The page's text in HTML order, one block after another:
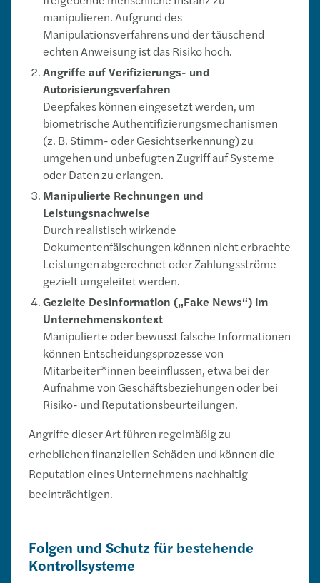
manipulieren. Aufgrund des
Manipulationsverfahrens und der täuschend
echten Anweisung ist das Risiko hoch.
Angriffe auf Verifizierungs- und
Autorisierungsverfahren
Deepfakes können eingesetzt werden, um
biometrische Authentifizierungsmechanismen
(z. B. Stimm- oder Gesichtserkennung) zu
umgehen und unbefugten Zugriff auf Systeme
oder Daten zu erlangen.
Manipulierte Rechnungen und
Leistungsnachweise
Durch realistisch wirkende
Dokumentenfälschungen können nicht erbrachte
Leistungen abgerechnet oder Zahlungsströme
gezielt umgeleitet werden.
Gezielte Desinformation („Fake News“) im
Unternehmenskontext
Manipulierte oder bewusst falsche Informationen
können Entscheidungsprozesse von
Mitarbeiter*innen beeinflussen, etwa bei der
Aufnahme von Geschäftsbeziehungen oder bei
Risiko- und Reputationsbeurteilungen.
Angriffe dieser Art führen regelmäßig zu
erheblichen finanziellen Schäden und können die
Reputation eines Unternehmens nachhaltig
beeinträchtigen.
Folgen und Schutz für bestehende
Kontrollsysteme